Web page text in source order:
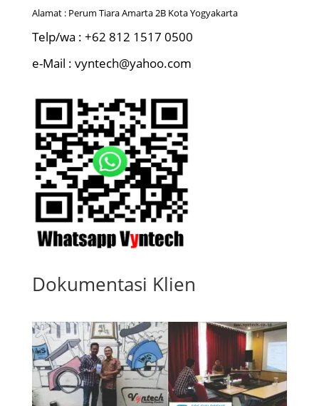
Alamat : Perum Tiara Amarta 2B Kota Yogyakarta
Telp/wa : +62 812 1517 0500
e-Mail : vyntech@yahoo.com
Dokumentasi Klien